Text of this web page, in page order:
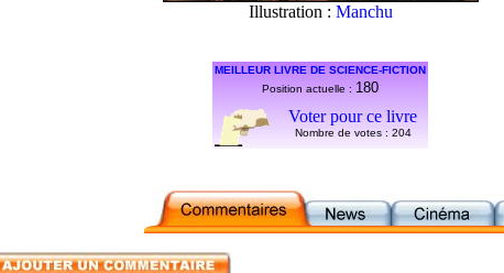
Illustration : Manchu
MEILLEUR LIVRE DE SCIENCE-FICTION
Position actuelle : 180
Voter pour ce livre
Nombre de votes : 204